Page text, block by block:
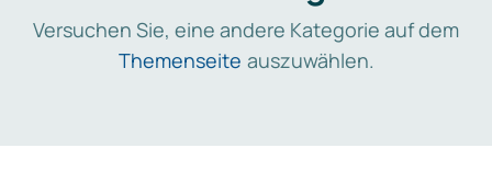
Versuchen Sie, eine andere Kategorie auf dem
Themenseite auszuwählen.